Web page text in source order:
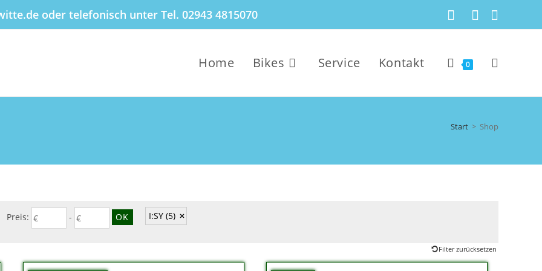
oder telefonisch unter Tel. 02943 4815070
Home Bikes Service Kontakt 0
Start > Shop
Preis: - I:SY (5)
Filter zurücksetzen